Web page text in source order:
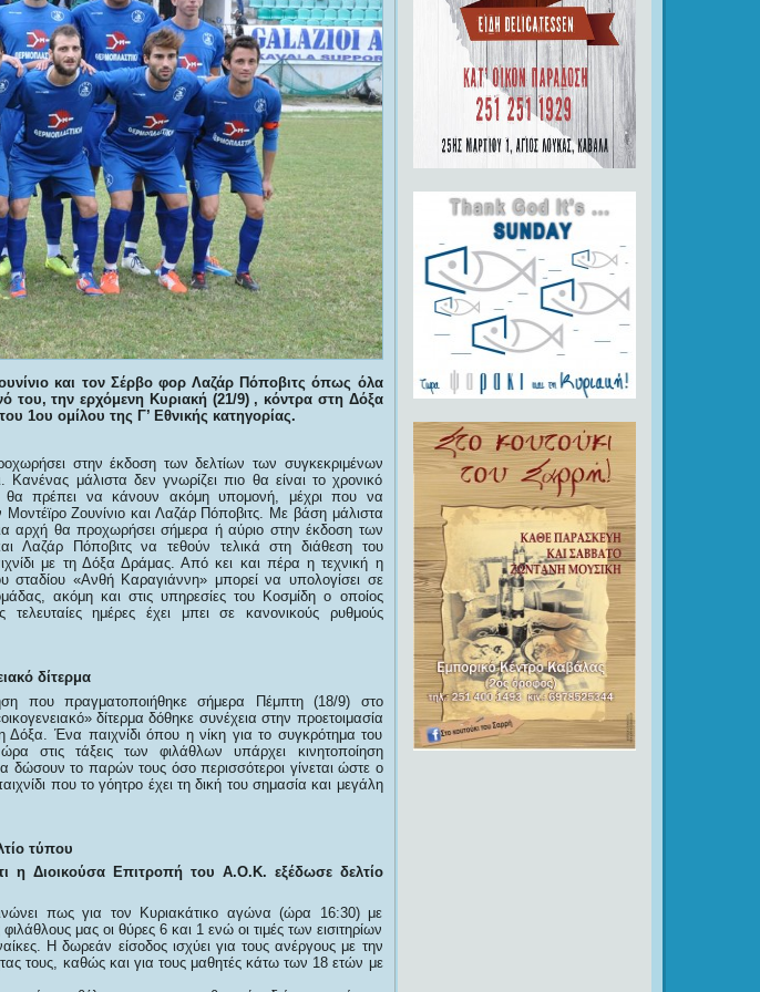
και τον Σέρβο φορ Λαζάρ Πόποβιτς όπως όλα
του, την ερχόμενη Κυριακή (21/9) , κόντρα στη Δόξα
1ου ομίλου της Γ’ Εθνικής κατηγορίας.
στην έκδοση των δελτίων των συγκεκριμένων
μάλιστα δεν γνωρίζει πιο θα είναι το χρονικό
θα πρέπει να κάνουν ακόμη υπομονή, μέχρι που να
Ζουνίνιο και Λαζάρ Πόποβιτς. Με βάση μάλιστα
αρχή θα προχωρήσει σήμερα ή αύριο στην έκδοση των
Λαζάρ Πόποβιτς να τεθούν τελικά στη διάθεση του
με τη Δόξα Δράμας. Από κει και πέρα η τεχνική η
σταδίου «Ανθή Καραγιάννη» μπορεί να υπολογίσει σε
ακόμη και στις υπηρεσίες του Κοσμίδη ο οποίος
ημέρες έχει μπει σε κανονικούς ρυθμούς
δίτερμα
που πραγματοποιήθηκε σήμερα Πέμπτη (18/9) στο
δίτερμα δόθηκε συνέχεια στην προετοιμασία
Δόξα. Ένα παιχνίδι όπου η νίκη για το συγκρότημα του
στις τάξεις των φιλάθλων υπάρχει κινητοποίηση
δώσουν το παρών τους όσο περισσότεροι γίνεται ώστε ο
που το γόητρο έχει τη δική του σημασία και μεγάλη
τύπου
Διοικούσα Επιτροπή του Α.Ο.Κ. εξέδωσε δελτίο
πως για τον Κυριακάτικο αγώνα (ώρα 16:30) με
μας οι θύρες 6 και 1 ενώ οι τιμές των εισιτηρίων
Η δωρεάν είσοδος ισχύει για τους ανέργους με την
τους, καθώς και για τους μαθητές κάτω των 18 ετών με